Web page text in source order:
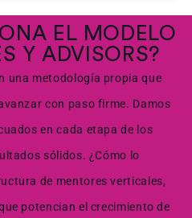
EL MODELO
Y ADVISORS?
una metodología propia que
con paso firme. Damos
en cada etapa de los
sólidos. ¿Cómo lo
de mentores verticales,
potencian el crecimiento de